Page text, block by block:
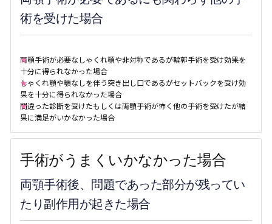
術を受けた場合
両顎手術が必要なしゃくれ顎や非対称であるが輪郭手術を受け効果を
十分に得られなかった場合
しゃくれ顎や顎なしを伴う突き出し口であるがセットバックを受け効
果を十分に得られなかった場合
間違った診断を受けたもしくは両顎手術が怖く他の手術を受けたが結
果に満足がいかなかった場合
手術がうまくいかなかった場合
両顎手術後、問題であった部分が残ってい
たり副作用が起きた場合